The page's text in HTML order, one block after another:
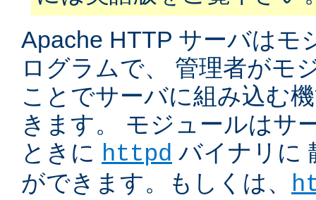
Apache HTTP サーバはモ
ログラムで、 管理者がモ
ことでサーバに組み込む
きます。 モジュールはサ
ときに httpd バイナリに
ができます。もしくは、